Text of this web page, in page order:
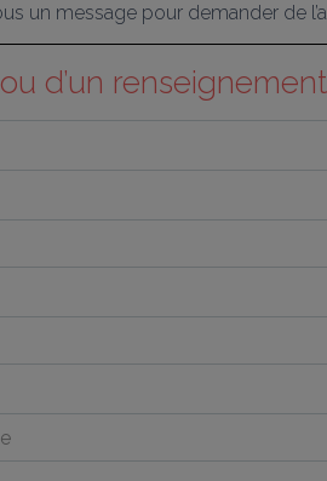
un message pour demander de
d’un